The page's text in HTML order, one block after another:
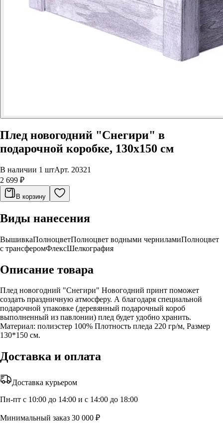
Плед новогодний "Снегири" в
подарочной коробке, 130х150 см
В наличии 1 штАрт. 20321
2 699 ₽
В корзину
Виды нанесения
ВышивкаПолноцветПолноцвет водными черниламиПолноцвет
с трансферомФлексШелкография
Описание товара
Плед новогодний "Снегири" Новогодний принт поможет
создать праздничную атмосферу. А благодаря специальной
подарочной упаковке (деревянный подарочный короб
выполненный из павлонии) плед будет удобно хранить.
Материал: полиэстер 100% Плотность пледа 220 гр/м, Размер
130*150 см.
Доставка и оплата
Доставка курьером
Пн-пт с 10:00 до 14:00 и с 14:00 до 18:00
Минимальный заказ 30 000 ₽